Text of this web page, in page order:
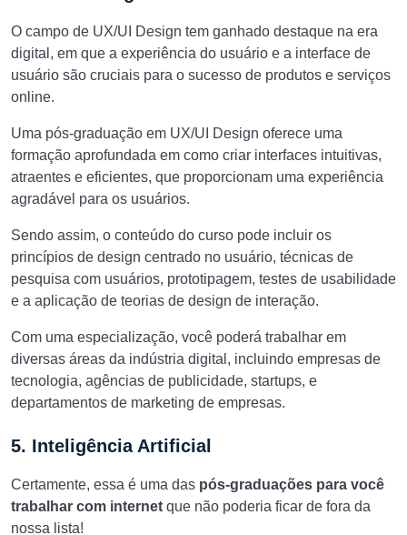
O campo de UX/UI Design tem ganhado destaque na era
digital, em que a experiência do usuário e a interface de
usuário são cruciais para o sucesso de produtos e serviços
online.
Uma pós-graduação em UX/UI Design oferece uma
formação aprofundada em como criar interfaces intuitivas,
atraentes e eficientes, que proporcionam uma experiência
agradável para os usuários.
Sendo assim, o conteúdo do curso pode incluir os
princípios de design centrado no usuário, técnicas de
pesquisa com usuários, prototipagem, testes de usabilidade
e a aplicação de teorias de design de interação.
Com uma especialização, você poderá trabalhar em
diversas áreas da indústria digital, incluindo empresas de
tecnologia, agências de publicidade, startups, e
departamentos de marketing de empresas.
5. Inteligência Artificial
Certamente, essa é uma das pós-graduações para você
trabalhar com internet que não poderia ficar de fora da
nossa lista!